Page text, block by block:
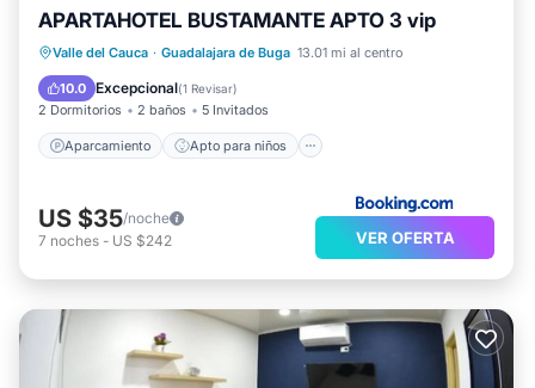
APARTAHOTEL BUSTAMANTE APTO 3 vip
Valle del Cauca · Guadalajara de Buga 13.01 mi al centro
10.0 Excepcional(1 Revisar)
2 Dormitorios 2 baños 5 Invitados
Aparcamiento Apto para niños
Aparcamiento
Apto para niños
Seguridad/Protección
US $35/noche
7 noches - US $242 VER OFERTA